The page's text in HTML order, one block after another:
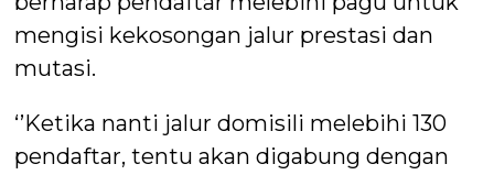
mengisi kekosongan jalur prestasi dan
mutasi.
‘’Ketika nanti jalur domisili melebihi 130
pendaftar, tentu akan digabung dengan